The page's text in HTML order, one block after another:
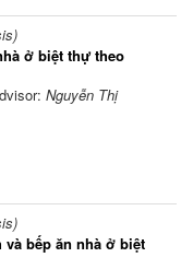
ở biệt thự theo
Nguyễn Thị
bếp ăn nhà ở biệt